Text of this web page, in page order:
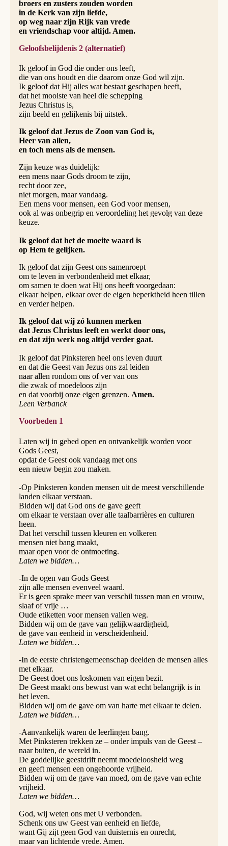
broers en zusters zouden worden
in de Kerk van zijn liefde,
op weg naar zijn Rijk van vrede
en vriendschap voor altijd. Amen.
Geloofsbelijdenis 2 (alternatief)
Ik geloof in God die onder ons leeft,
die van ons houdt en die daarom onze God wil zijn.
Ik geloof dat Hij alles wat bestaat geschapen heeft,
dat het mooiste van heel die schepping
Jezus Christus is,
zijn beeld en gelijkenis bij uitstek.
Ik geloof dat Jezus de Zoon van God is,
Heer van allen,
en toch mens als de mensen.
Zijn keuze was duidelijk:
een mens naar Gods droom te zijn,
recht door zee,
niet morgen, maar vandaag.
Een mens voor mensen, een God voor mensen,
ook al was onbegrip en veroordeling het gevolg van deze
keuze.
Ik geloof dat het de moeite waard is
op Hem te gelijken.
Ik geloof dat zijn Geest ons samenroept
om te leven in verbondenheid met elkaar,
om samen te doen wat Hij ons heeft voorgedaan:
elkaar helpen, elkaar over de eigen beperktheid heen tillen
en verder helpen.
Ik geloof dat wij zó kunnen merken
dat Jezus Christus leeft en werkt door ons,
en dat zijn werk nog altijd verder gaat.
Ik geloof dat Pinksteren heel ons leven duurt
en dat die Geest van Jezus ons zal leiden
naar allen rondom ons of ver van ons
die zwak of moedeloos zijn
en dat voorbij onze eigen grenzen. Amen.
Leen Verbanck
Voorbeden 1
Laten wij in gebed open en ontvankelijk worden voor
Gods Geest,
opdat de Geest ook vandaag met ons
een nieuw begin zou maken.
-Op Pinksteren konden mensen uit de meest verschillende
landen elkaar verstaan.
Bidden wij dat God ons de gave geeft
om elkaar te verstaan over alle taalbarrières en culturen
heen.
Dat het verschil tussen kleuren en volkeren
mensen niet bang maakt,
maar open voor de ontmoeting.
Laten we bidden…
-In de ogen van Gods Geest
zijn alle mensen evenveel waard.
Er is geen sprake meer van verschil tussen man en vrouw,
slaaf of vrije …
Oude etiketten voor mensen vallen weg.
Bidden wij om de gave van gelijkwaardigheid,
de gave van eenheid in verscheidenheid.
Laten we bidden…
-In de eerste christengemeenschap deelden de mensen alles
met elkaar.
De Geest doet ons loskomen van eigen bezit.
De Geest maakt ons bewust van wat echt belangrijk is in
het leven.
Bidden wij om de gave om van harte met elkaar te delen.
Laten we bidden…
-Aanvankelijk waren de leerlingen bang.
Met Pinksteren trekken ze – onder impuls van de Geest –
naar buiten, de wereld in.
De goddelijke geestdrift neemt moedeloosheid weg
en geeft mensen een ongehoorde vrijheid.
Bidden wij om de gave van moed, om de gave van echte
vrijheid.
Laten we bidden…
God, wij weten ons met U verbonden.
Schenk ons uw Geest van eenheid en liefde,
want Gij zijt geen God van duisternis en onrecht,
maar van lichtende vrede. Amen.